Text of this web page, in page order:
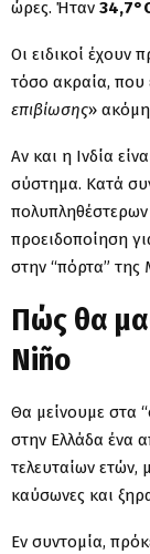
ώρες. Ήταν
Οι ειδικοί έχουν
τόσο ακραία, που
επιβίωσης» ακόμη
Αν και η Ινδία
σύστημα. Κατά
προειδοποίηση
στην “πόρτα” της
Πώς θα
Niño
Θα μείνουμε στα
στην Ελλάδα ένα
τελευταίων ετών,
καύσωνες και
Εν συντομία,